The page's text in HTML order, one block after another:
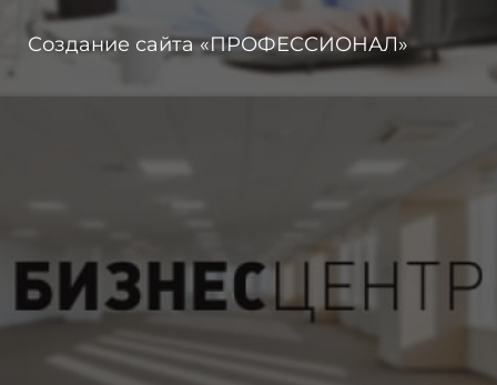
Создание сайта «ПРОФЕССИОНАЛ»